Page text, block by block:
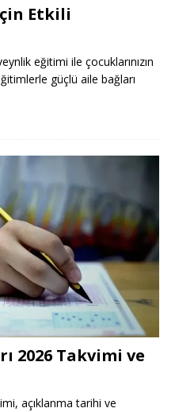
Etkili
eğitimi ile çocuklarınızın
güçlü aile bağları
2026 Takvimi ve
açıklanma tarihi ve